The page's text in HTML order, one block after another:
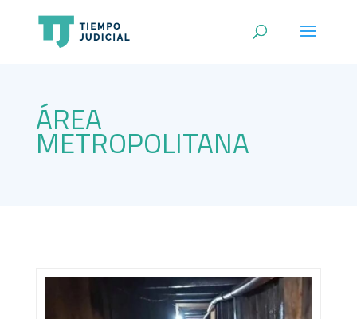
ÁREA
METROPOLITANA